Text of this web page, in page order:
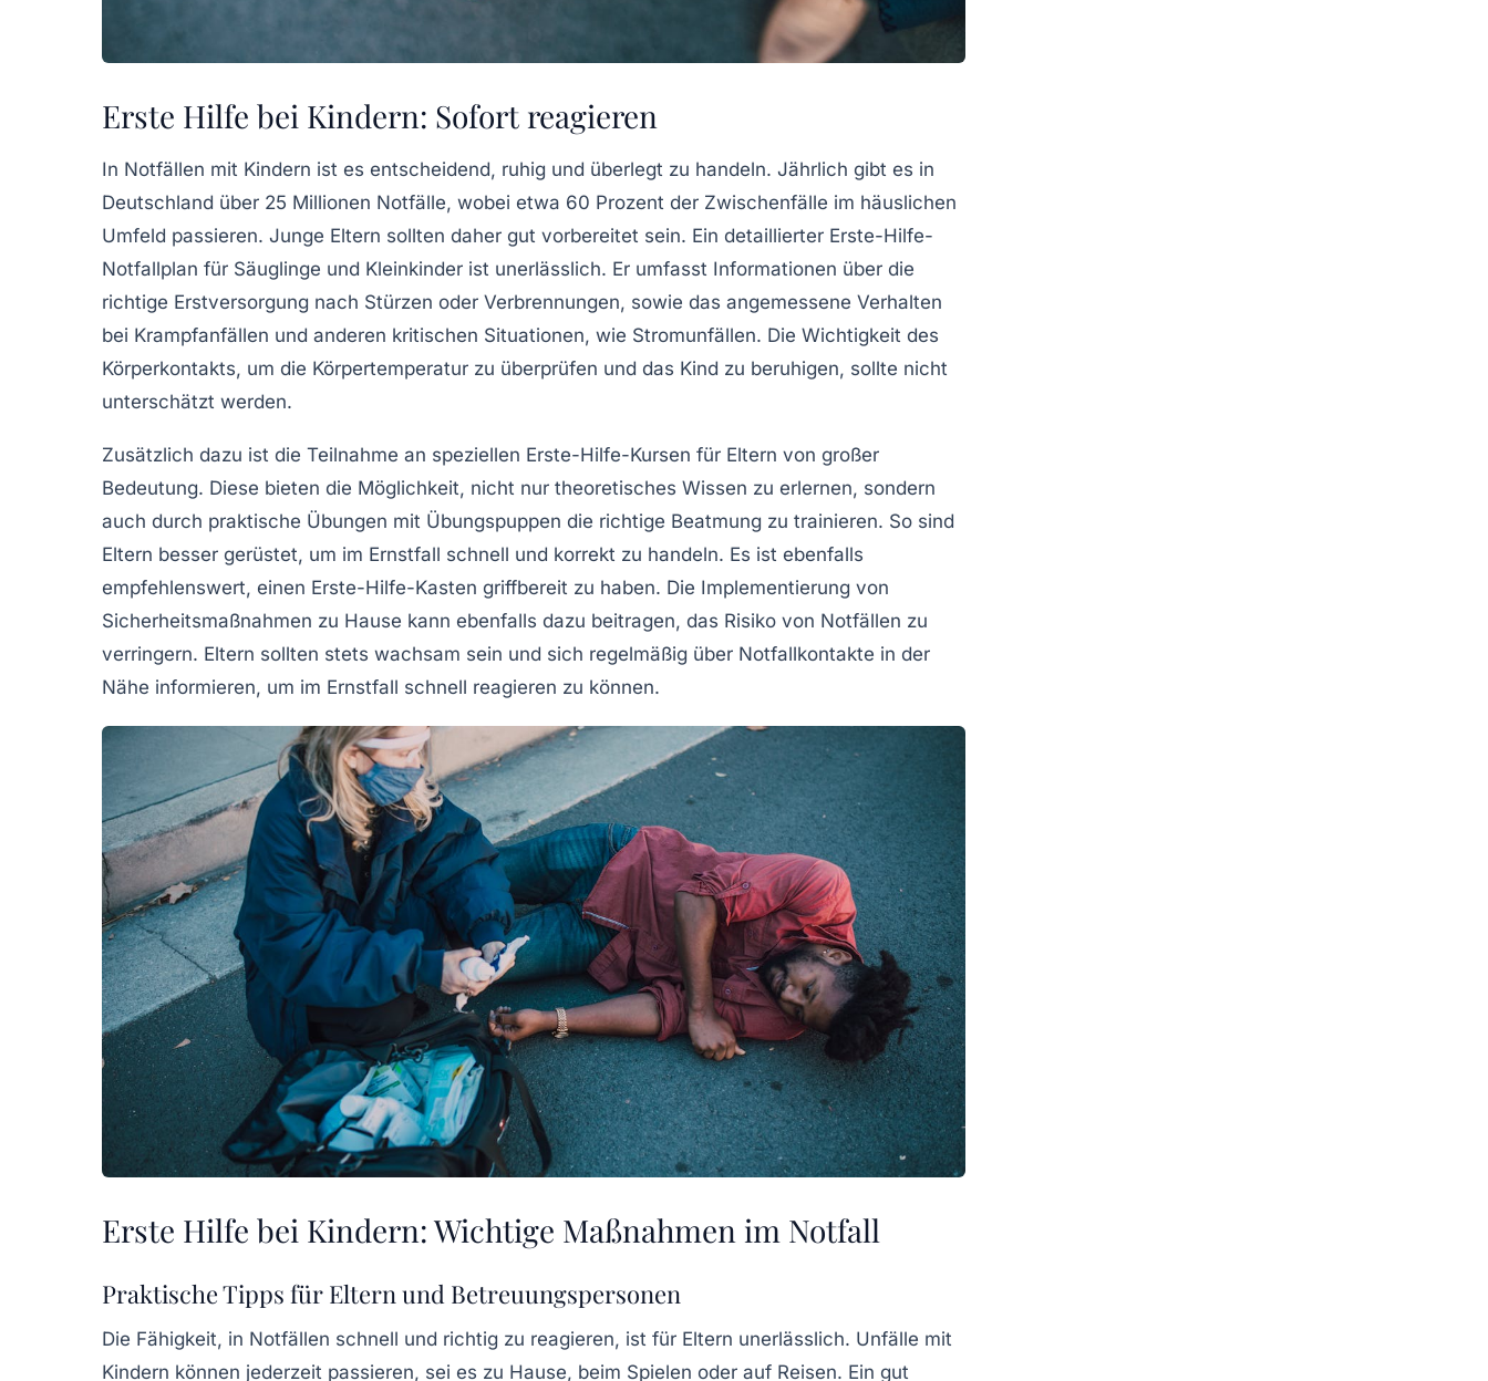
Erste Hilfe bei Kindern: Sofort reagieren
In Notfällen mit Kindern ist es entscheidend, ruhig und überlegt zu handeln. Jährlich gibt es in
Deutschland über 25 Millionen Notfälle, wobei etwa 60 Prozent der Zwischenfälle im häuslichen
Umfeld passieren. Junge Eltern sollten daher gut vorbereitet sein. Ein detaillierter Erste-Hilfe-
Notfallplan für Säuglinge und Kleinkinder ist unerlässlich. Er umfasst Informationen über die
richtige Erstversorgung nach Stürzen oder Verbrennungen, sowie das angemessene Verhalten
bei Krampfanfällen und anderen kritischen Situationen, wie Stromunfällen. Die Wichtigkeit des
Körperkontakts, um die Körpertemperatur zu überprüfen und das Kind zu beruhigen, sollte nicht
unterschätzt werden.
Zusätzlich dazu ist die Teilnahme an speziellen Erste-Hilfe-Kursen für Eltern von großer
Bedeutung. Diese bieten die Möglichkeit, nicht nur theoretisches Wissen zu erlernen, sondern
auch durch praktische Übungen mit Übungspuppen die richtige Beatmung zu trainieren. So sind
Eltern besser gerüstet, um im Ernstfall schnell und korrekt zu handeln. Es ist ebenfalls
empfehlenswert, einen Erste-Hilfe-Kasten griffbereit zu haben. Die Implementierung von
Sicherheitsmaßnahmen zu Hause kann ebenfalls dazu beitragen, das Risiko von Notfällen zu
verringern. Eltern sollten stets wachsam sein und sich regelmäßig über Notfallkontakte in der
Nähe informieren, um im Ernstfall schnell reagieren zu können.
Erste Hilfe bei Kindern: Wichtige Maßnahmen im Notfall
Praktische Tipps für Eltern und Betreuungspersonen
Die Fähigkeit, in Notfällen schnell und richtig zu reagieren, ist für Eltern unerlässlich. Unfälle mit
Kindern können jederzeit passieren, sei es zu Hause, beim Spielen oder auf Reisen. Ein gut